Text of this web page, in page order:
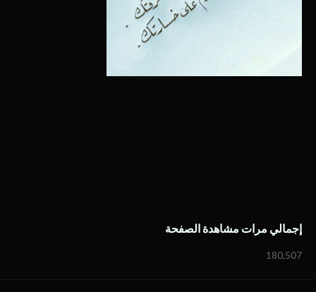
إجمالي مرات مشاهدة الصفحة
180,507